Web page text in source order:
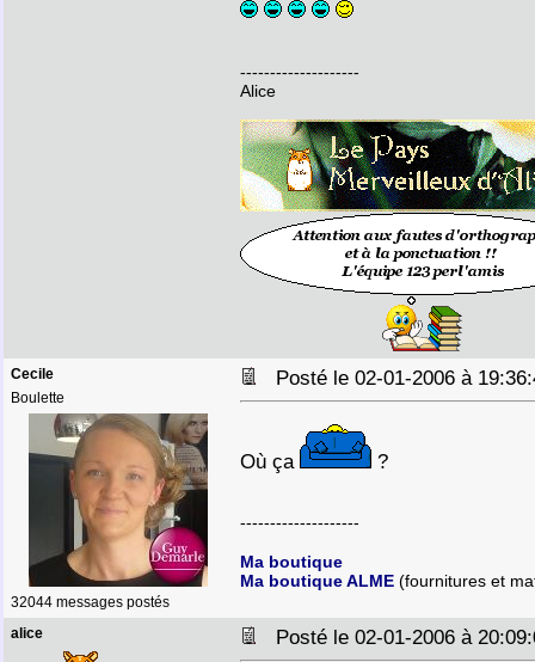
--------------------
Alice
Cecile
Boulette
32044 messages postés
Posté le 02-01-2006 à
Où ça ?
--------------------
Ma boutique
Ma boutique ALME (fournitures et
alice Posté le 02-01-2006 à